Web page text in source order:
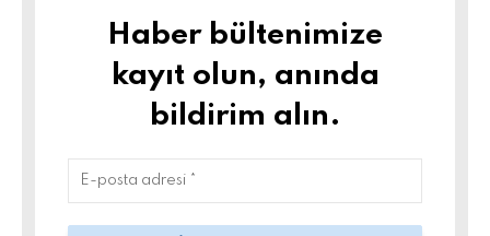
Haber bültenimize
kayıt olun, anında
bildirim alın.